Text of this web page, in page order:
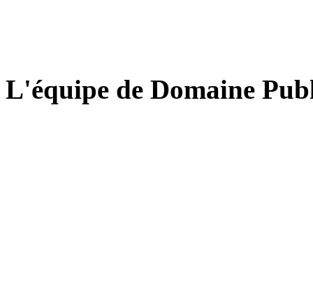
L'équipe de Domaine